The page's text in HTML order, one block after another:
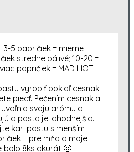
3-5 papričiek = mierne
stredne pálivé; 10-20 =
papričiek = MAD HOT
vyrobiť pokiaľ cesnak
piecť. Pečením cesnak a
svoju arómu a
a pasta je lahodnejšia.
kari pastu s menším
– pre mňa a moje
bolo 8ks akurát 🙂